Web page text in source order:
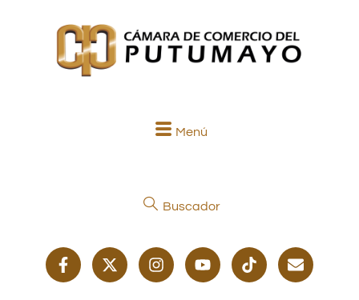
Menú
Buscador